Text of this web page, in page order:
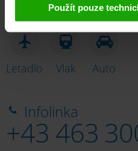
Další podrobnosti týkající se
osobních údajů
Použít pouze
Kde se
Letadlo Vlak Auto
Infolinka
+43 463